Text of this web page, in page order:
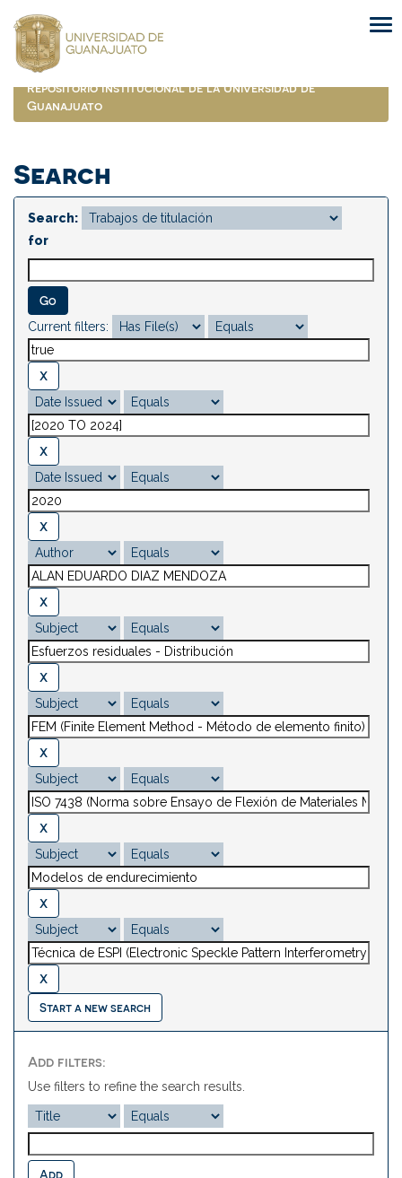
navigation
Repositorio Institucional de la Universidad de
Guanajuato
Search
Search:
for
Current filters:
Start a new search
Add filters:
Use filters to refine the search results.